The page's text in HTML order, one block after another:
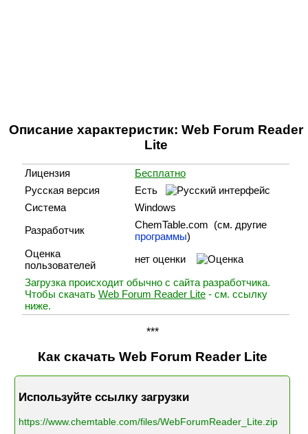
Описание характеристик: Web Forum Reader
Lite
Лицензия
Бесплатно
Русская версия
Есть
Система
Windows
Разработчик
ChemTable.com (cм. другие
программы)
Оценка
пользователей
нет оценки
Загрузка происходит обычно с сайта разработчика.
Чтобы скачать Web Forum Reader Lite - см. ссылку
ниже.
***
Как скачать Web Forum Reader Lite
Используйте ссылку загрузки
https://www.chemtable.com/files/WebForumReader_Lite.zip